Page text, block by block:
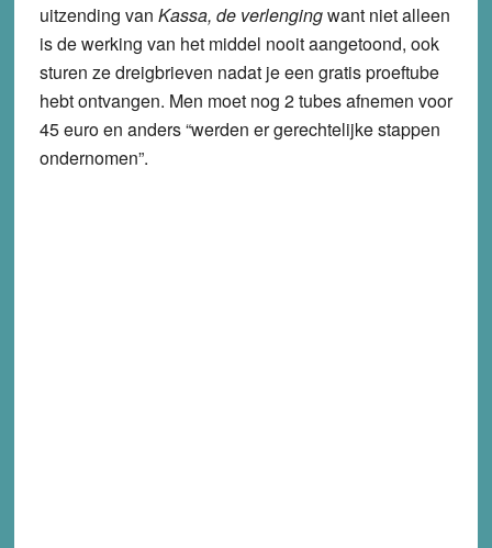
uitzending van Kassa, de verlengingwant niet alleen
is de werking van het middel nooit aangetoond, ook
sturen ze dreigbrieven nadat je een gratis proeftube
hebt ontvangen. Men moet nog 2 tubes afnemen voor
45 euro en anders “werden er gerechtelijke stappen
ondernomen”.